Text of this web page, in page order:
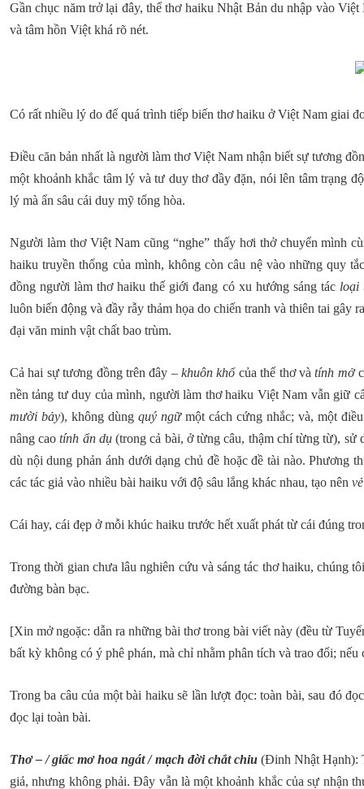
Gần chục năm trở lại đây, thể thơ haiku Nhật Bản du nhập vào
và tâm hồn Việt khá rõ nét.
Có rất nhiều lý do để quá trình tiếp biến thơ haiku ở Việt Nam giai
Điều căn bản nhất là người làm thơ Việt Nam nhận biết sự tương
một khoảnh khắc tâm lý và tư duy thơ đầy đặn, nói lên tâm trạng
lý mà ẩn sâu cái duy mỹ tổng hòa.
Người làm thơ Việt Nam cũng “nghe” thấy hơi thở chuyển mình
haiku truyền thống của mình, không còn câu nệ vào những quy
đồng người làm thơ haiku thế giới đang có xu hướng sáng tác loại
luôn biến động và đầy rẫy thảm họa do chiến tranh và thiên tai
đại văn minh vật chất bao trùm.
Cả hai sự tương đồng trên đây –khuôn khổcủa thể thơ vàtính mở
nền tảng tư duy của mình, người làm thơ haiku Việt Nam vẫn giữ
mười bảy), không dùng quý ngữmột cách cứng nhắc; và, một
nâng caotính ẩn dụ(trong cả bài, ở từng câu, thậm chí từng từ), sử
dù nội dung phản ánh dưới dạng chủ đề hoặc đề tài nào. Phương
các tác giả vào nhiều bài haiku với độ sâu lắng khác nhau, tạo nên
Cái hay, cái đẹp ở mỗi khúc haiku trước hết xuất phát từ cái đúng
Trong thời gian chưa lâu nghiên cứu và sáng tác thơ haiku, chúng
đường bàn bạc.
[Xin mở ngoặc: dẫn ra những bài thơ trong bài viết này (đều từ
bất kỳ không có ý phê phán, mà chỉ nhằm phân tích và trao đổi;
Trong ba câu của một bài haiku sẽ lần lượt đọc: toàn bài, sau đó
đọc lại toàn bài.
Thơ – / giấc mơ hoa ngát / mạch đời chắt chiu (Đinh Nhật Hạnh):
giả, nhưng không phải. Đây vẫn là một khoảnh khắc của sự nhận